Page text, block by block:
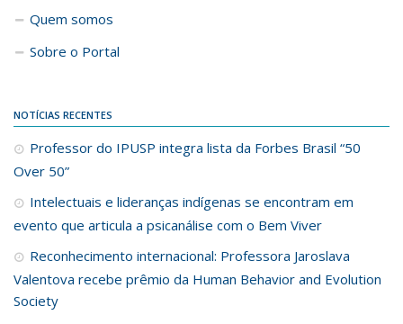
Quem somos
Sobre o Portal
NOTÍCIAS RECENTES
Professor do IPUSP integra lista da Forbes Brasil “50
Over 50”
Intelectuais e lideranças indígenas se encontram em
evento que articula a psicanálise com o Bem Viver
Reconhecimento internacional: Professora Jaroslava
Valentova recebe prêmio da Human Behavior and Evolution
Society